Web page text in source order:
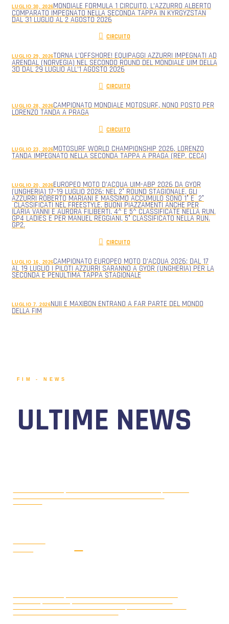
LUGLIO 30, 2026MONDIALE FORMULA 1 CIRCUITO, L’AZZURRO ALBERTO
COMPARATO IMPEGNATO NELLA SECONDA TAPPA IN KYRGYZSTAN
DAL 31 LUGLIO AL 2 AGOSTO 2026
CIRCUITO
LUGLIO 29, 2026TORNA L’OFFSHORE! EQUIPAGGI AZZURRI IMPEGNATI AD
ARENDAL (NORVEGIA) NEL SECONDO ROUND DEL MONDIALE UIM DELLA
3D DAL 29 LUGLIO ALL’1 AGOSTO 2026
CIRCUITO
LUGLIO 28, 2026CAMPIONATO MONDIALE MOTOSURF, NONO POSTO PER
LORENZO TANDA A PRAGA
CIRCUITO
LUGLIO 23, 2026MOTOSURF WORLD CHAMPIONSHIP 2026, LORENZO
TANDA IMPEGNATO NELLA SECONDA TAPPA A PRAGA (REP. CECA)
LUGLIO 20, 2026EUROPEO MOTO D’ACQUA UIM-ABP 2026 DA GYOR
(UNGHERIA) 17-19 LUGLIO 2026: NEL 2° ROUND STAGIONALE, GLI
AZZURRI ROBERTO MARIANI E MASSIMO ACCUMULO SONO 1° E 2°
CLASSIFICATI NEL FREESTYLE. BUONI PIAZZAMENTI ANCHE PER
ILARIA VANNI E AURORA FILIBERTI, 4^ E 5^ CLASSIFICATE NELLA RUN.
GP4 LADIES E PER MANUEL REGGIANI, 5° CLASSIFICATO NELLA RUN.
GP2.
CIRCUITO
LUGLIO 16, 2026CAMPIONATO EUROPEO MOTO D’ACQUA 2026: DAL 17
AL 19 LUGLIO I PILOTI AZZURRI SARANNO A GYOR (UNGHERIA) PER LA
SECONDA E PENULTIMA TAPPA STAGIONALE
LUGLIO 7, 2026NUII E MAXIBON ENTRANO A FAR PARTE DEL MONDO
DELLA FIM
FIM - NEWS
ULTIME NEWS
VIVERONE!
VINCONO LE DUE GARE DELLA CLASSE 3D; SECONDO POSTO PER
SERAFINO BARLESI E JOAKIM KUMLIN.